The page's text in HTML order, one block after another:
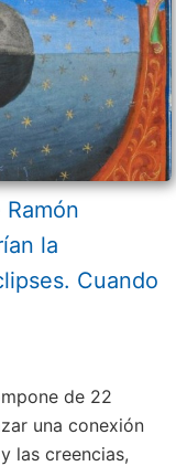
la
Cuando
de 22
una conexión
las creencias,